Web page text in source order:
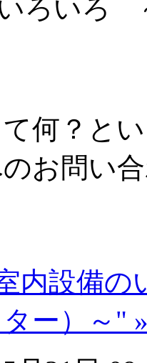
ろいろ
何？と
お問い
内設備
ター）～"